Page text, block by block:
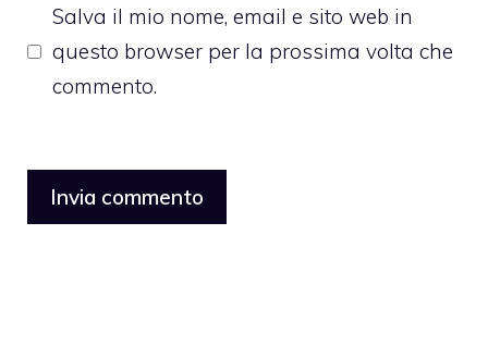
Salva il mio nome, email e sito web in
questo browser per la prossima volta che
commento.